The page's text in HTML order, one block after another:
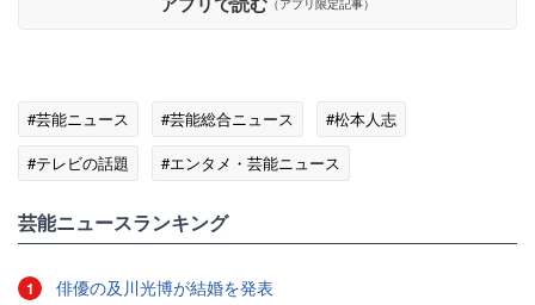
（アプリ限定記事）
#芸能ニュース #芸能総合ニュース
#松本人志
#テレビの話題
#エンタメ・芸能ニュース
芸能ニュースランキング
1 俳優の及川光博が結婚を発表